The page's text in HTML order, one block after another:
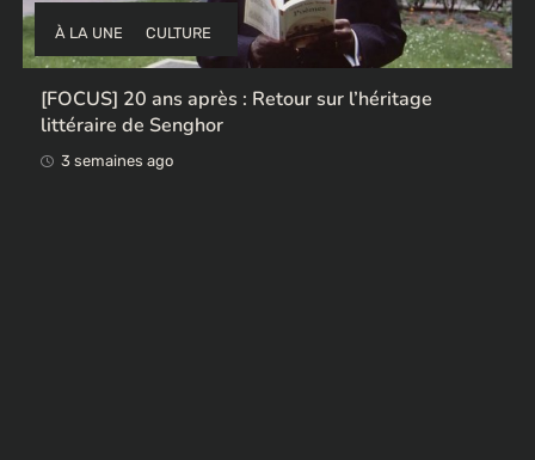
À LA UNE CULTURE
Ces ex-colonisateurs européens qui rendent des
œuvres africaines pillées